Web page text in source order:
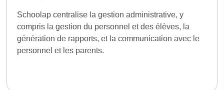
Schoolap centralise la gestion administrative, y
compris la gestion du personnel et des élèves, la
génération de rapports, et la communication avec le
personnel et les parents.